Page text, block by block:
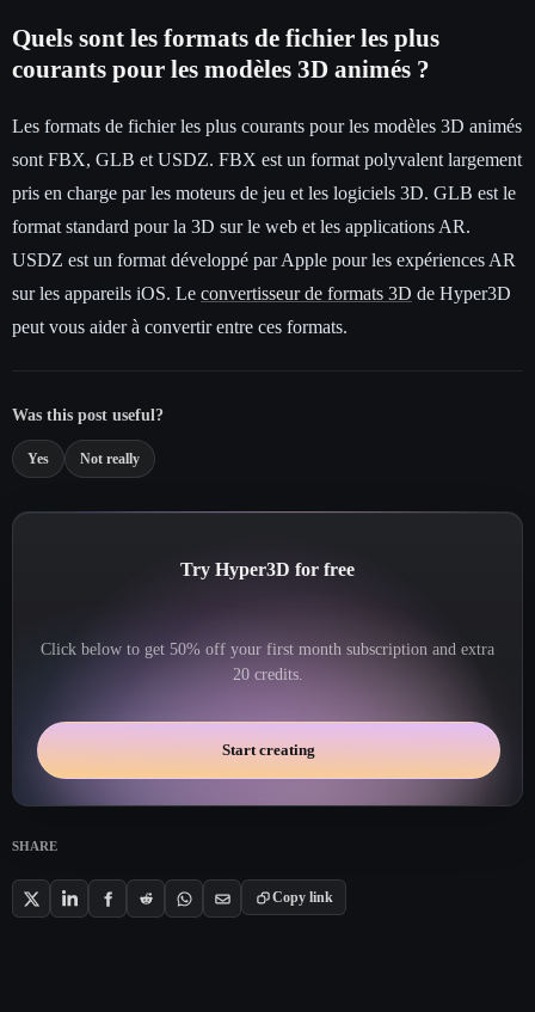
Quels sont les formats de fichier les plus
courants pour les modèles 3D animés ?
Les formats de fichier les plus courants pour les modèles 3D animés
sont FBX, GLB et USDZ. FBX est un format polyvalent largement
pris en charge par les moteurs de jeu et les logiciels 3D. GLB est le
format standard pour la 3D sur le web et les applications AR.
USDZ est un format développé par Apple pour les expériences AR
sur les appareils iOS. Le convertisseur de formats 3D de Hyper3D
peut vous aider à convertir entre ces formats.
Was this post useful?
Yes Not really
Try Hyper3D for free
Click below to get 50% off your first month subscription and extra
20 credits.
Start creating
SHARE
Copy link